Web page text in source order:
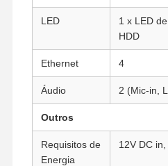
Celeron Mini PC
Core Mini PC
Mini PC para Escritório
Placa-mãe industrial
LED
1 x LED
HDD
Ethernet 4
Áudio 2 (Mic-in,
Outros
Requisitos de
Energia
12V DC